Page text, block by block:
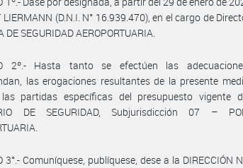
LIERMANN (D.N.I. N° 16.939.470), en el cargo de
DE SEGURIDAD AEROPORTUARIA.
2º.- Hasta tanto se efectúen las
las erogaciones resultantes de la presente
partidas específicas del presupuesto vigente
DE SEGURIDAD, Subjurisdicción 07 –
3°.- Comuníquese, publíquese, dese a la DIRECCIÓN